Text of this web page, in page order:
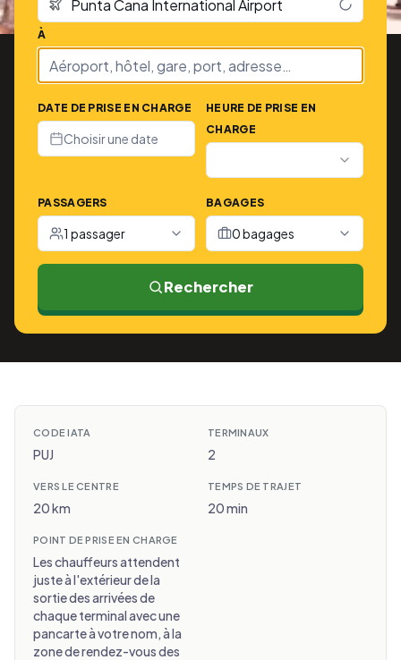
À
DATE DE PRISE EN CHARGE
Choisir une date
HEURE DE PRISE EN
CHARGE
PASSAGERS
1 passager
BAGAGES
0 bagages
Rechercher
CODE IATA
PUJ
TERMINAUX
2
VERS LE CENTRE
20 km
TEMPS DE TRAJET
20 min
POINT DE PRISE EN CHARGE
Les chauffeurs attendent
juste à l'extérieur de la
sortie des arrivées de
chaque terminal avec une
pancarte à votre nom, à la
zone de rendez-vous des